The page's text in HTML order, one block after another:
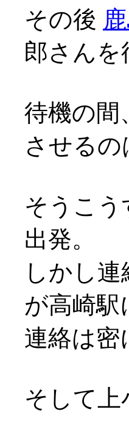
その後
郎さんを
待機の間
させる
そうこ
出発。
しかし
が高崎駅
連絡は密
そして上